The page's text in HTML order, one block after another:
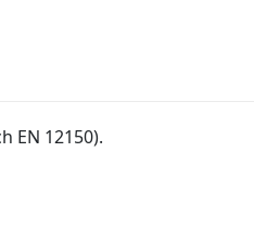
EN 12150).